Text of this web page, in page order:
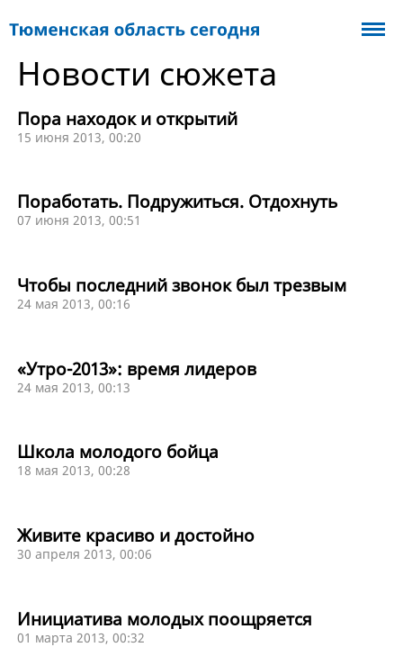
Новости сюжета
Пора находок и открытий
15 июня 2013, 00:20
Поработать. Подружиться. Отдохнуть
07 июня 2013, 00:51
Чтобы последний звонок был трезвым
24 мая 2013, 00:16
«Утро-2013»: время лидеров
24 мая 2013, 00:13
Школа молодого бойца
18 мая 2013, 00:28
Живите красиво и достойно
30 апреля 2013, 00:06
Инициатива молодых поощряется
01 марта 2013, 00:32